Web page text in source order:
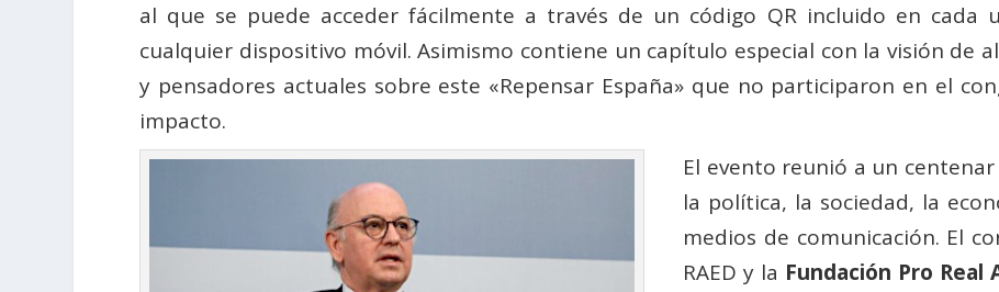
al que se puede acceder fácilmente a través de un código QR incluido en cada
cualquier dispositivo móvil. Asimismo contiene un capítulo especial con la visión de
y pensadores actuales sobre este «Repensar España» que no participaron en el
impacto.
El evento reunió a un
la política, la sociedad, la
medios de comunicación. El
RAED y la Fundación Pro Real